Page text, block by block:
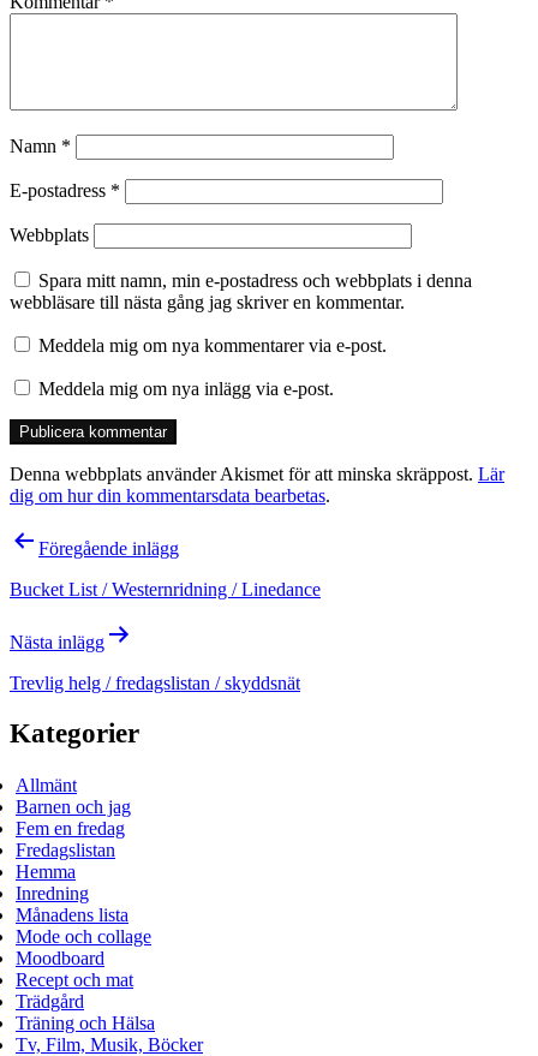
Namn *
E-postadress *
Webbplats
Spara mitt namn, min e-postadress och webbplats i denna
webbläsare till nästa gång jag skriver en kommentar.
Meddela mig om nya kommentarer via e-post.
Meddela mig om nya inlägg via e-post.
Denna webbplats använder Akismet för att minska skräppost. Lär
dig om hur din kommentarsdata bearbetas.
Inläggsnavigering
Föregående inlägg
Bucket List / Westernridning / Linedance
Nästa inlägg
Trevlig helg / fredagslistan / skyddsnät
Kategorier
Allmänt
Barnen och jag
Fem en fredag
Fredagslistan
Hemma
Inredning
Månadens lista
Mode och collage
Moodboard
Recept och mat
Trädgård
Träning och Hälsa
Tv, Film, Musik, Böcker